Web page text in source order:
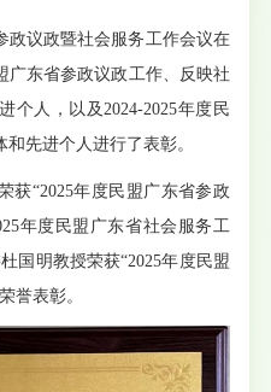
政议政暨社会服务工作会议在
广东省参政议政工作、反映社
个人，以及2024-2025年度民
先进个人进行了表彰。
获“2025年度民盟广东省参政
年度民盟广东省社会服务工
国明教授荣获“2025年度民盟
誉表彰。